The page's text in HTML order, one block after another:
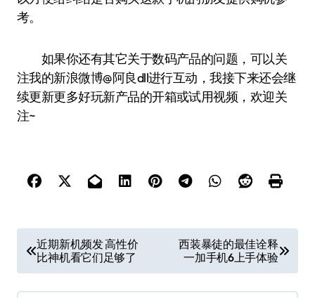
考。
如果你还有其它关于数码产品的问题，可以关
注我的新浪微博@阿良dll进行互动，我接下来还会继
续更新更多好玩新产品的开箱或试用视频，欢迎关
注~
章
导
近期新机频发 高性价
比神机看它们足够了
西装暴徒的最佳诠释
一加手机6上手体验